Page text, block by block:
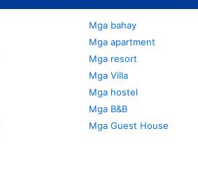
Mga bahay
Mga apartment
Mga resort
Mga Villa
Mga hostel
Mga B&B
Mga Guest House